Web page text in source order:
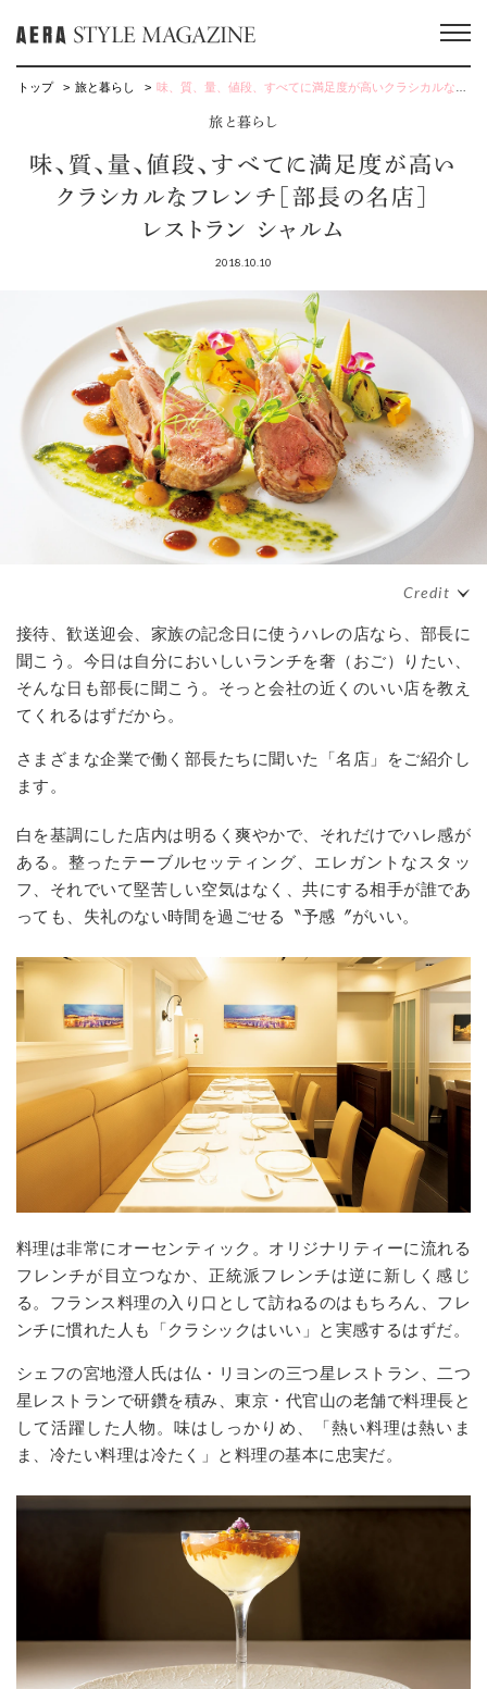
トップ 旅と暮らし 味、質、量、値段、すべてに満足度が高いクラシカルなフレンチ［部長の名店］レストラン シャルム
旅と暮らし
味、質、量、値段、すべてに満足度が高い
クラシカルなフレンチ［部長の名店］
レストラン シャルム
2018.10.10
接待、歓送迎会、家族の記念日に使うハレの店なら、部長に
聞こう。今日は自分においしいランチを奢（おご）りたい、
そんな日も部長に聞こう。そっと会社の近くのいい店を教え
てくれるはずだから。
さまざまな企業で働く部長たちに聞いた「名店」をご紹介し
ます。
白を基調にした店内は明るく爽やかで、それだけでハレ感が
ある。整ったテーブルセッティング、エレガントなスタッ
フ、それでいて堅苦しい空気はなく、共にする相手が誰であ
っても、失礼のない時間を過ごせる〝予感〞がいい。
料理は非常にオーセンティック。オリジナリティーに流れる
フレンチが目立つなか、正統派フレンチは逆に新しく感じ
る。フランス料理の入り口として訪ねるのはもちろん、フレ
ンチに慣れた人も「クラシックはいい」と実感するはずだ。
シェフの宮地澄人氏は仏・リヨンの三つ星レストラン、二つ
星レストランで研鑽を積み、東京・代官山の老舗で料理長と
して活躍した人物。味はしっかりめ、「熱い料理は熱いま
ま、冷たい料理は冷たく」と料理の基本に忠実だ。